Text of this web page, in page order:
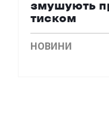
змушують
тиском
НОВИНИ